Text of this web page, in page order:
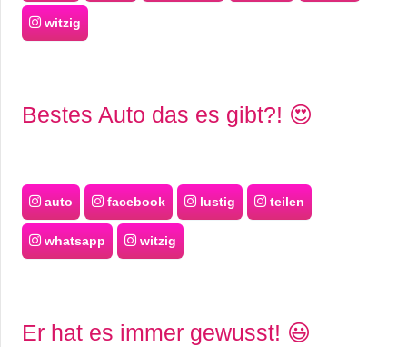
witzig
Bestes Auto das es gibt?! 😍
auto facebook lustig teilen
whatsapp witzig
Er hat es immer gewusst! 😃